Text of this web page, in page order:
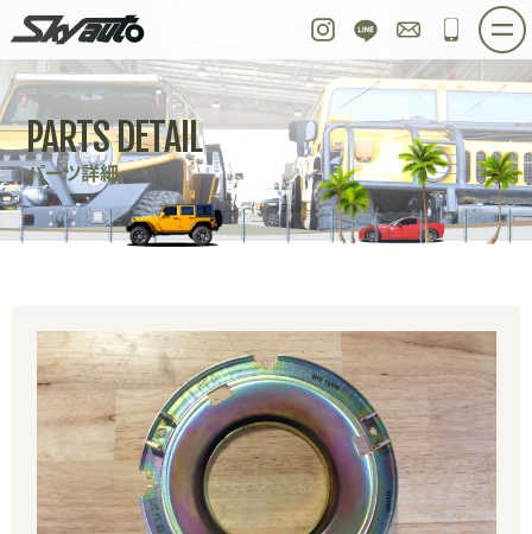
Instagram
LINE お問い合わせ
048-
ホーム 在庫車情報 ご購入プラン
整備作業実例 パーツ販売 買取＆オーダー
店舗紹介 工場紹介 会社概要
スタッフ紹介 求人情報 公式ブログ
PARTS DETAIL
パーツ詳細